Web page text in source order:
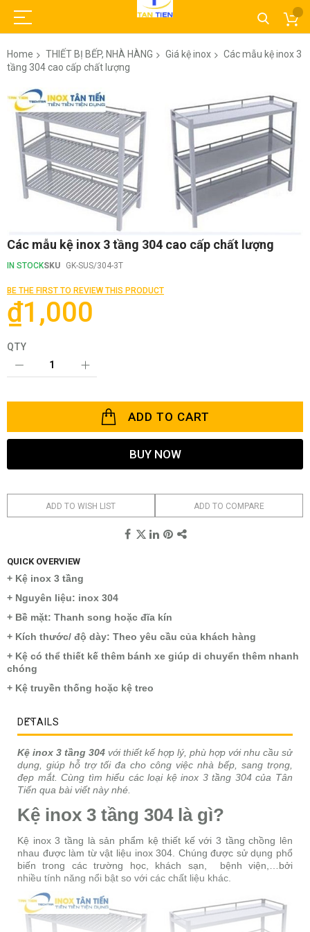
Home THIẾT BỊ BẾP, NHÀ HÀNG Giá kệ inox
Các mẫu kệ inox 3
tầng 304 cao cấp chất lượng
Skip
to
the
end
images
gallery
Skip
the
of
the
images
gallery
Các mẫu kệ inox 3 tầng 304 cao cấp chất lượng
IN STOCKSKU GK-SUS/304-3T
BE THE FIRST TO REVIEW THIS PRODUCT
₫1,000
QTY
ADD TO CART
BUY NOW
ADD TO WISH LIST ADD TO COMPARE
QUICK OVERVIEW
+ Kệ inox 3 tầng
+ Nguyên liệu: inox 304
+ Bề mặt: Thanh song hoặc đĩa kín
+ Kích thước/ độ dày: Theo yêu cầu của khách hàng
+ Kệ có thể thiết kế thêm bánh xe giúp di chuyển thêm nhanh
chóng
+ Kệ truyền thống hoặc kệ treo
DETAILS
Kệ inox 3 tầng 304 với thiết kế hợp lý, phù hợp với nhu cầu sử
dụng, giúp hỗ trợ tối đa cho công việc nhà bếp, sang trọng,
đẹp mắt. Cùng tìm hiểu các loại kệ inox 3 tầng 304 của Tân
Tiến qua bài viết này nhé.
Kệ inox 3 tầng 304 là gì?
Kệ inox 3 tầng là sản phẩm kệ thiết kế với 3 tầng chồng lên
nhau được làm từ vật liệu inox 304. Chúng được sử dụng phổ
biến trong các trường học, khách sạn, bệnh viện,…bởi
nhiều tính năng nổi bật so với các chất liệu khác.